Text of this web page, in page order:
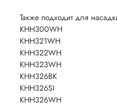
Также подходит для
KHH300WH
KHH321WH
KHH322WH
KHH323WH
KHH326BK
KHH326SI
KHH326WH